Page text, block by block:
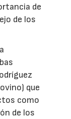
de
de los
que
como
de los